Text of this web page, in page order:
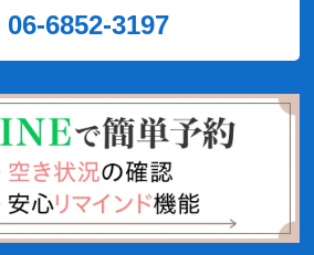
06-6852-3197